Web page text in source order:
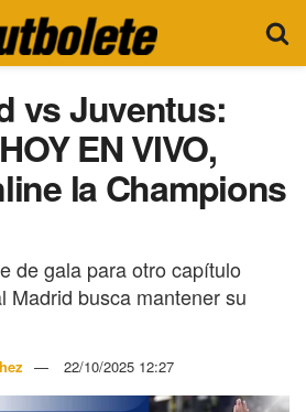
vs Juventus:
EN VIVO,
la Champions
de gala para otro capítulo
Madrid busca mantener su
22/10/2025 12:27